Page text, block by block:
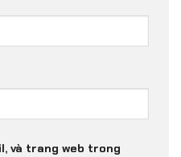
và trang web trong